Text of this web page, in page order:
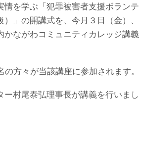
を学ぶ「犯罪被害者支援ボランテ
）」の開講式を、今月３日（金）、
かながわコミュニティカレッジ講義
方々が当該講座に参加されます。
村尾泰弘理事長が講義を行いまし